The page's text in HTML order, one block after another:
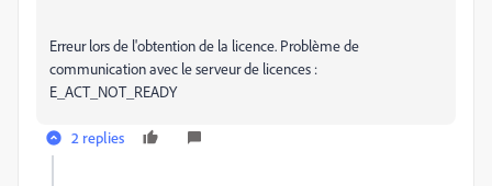
Erreur lors de l'obtention de la licence. Problème de
communication avec le serveur de licences :
E_ACT_NOT_READY
2 replies